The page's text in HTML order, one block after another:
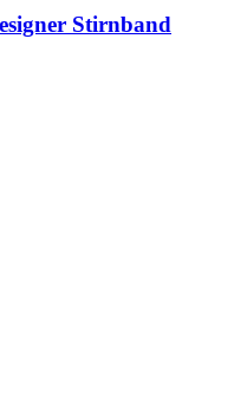
Stirnband